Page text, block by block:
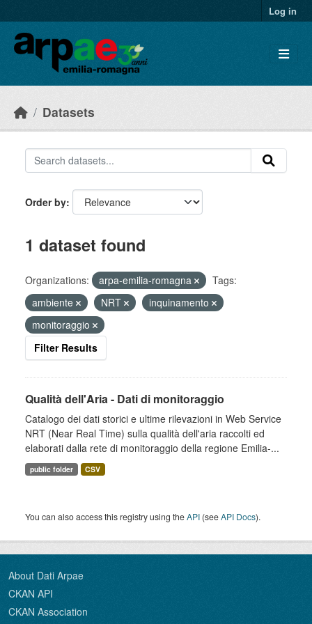
Log in
Datasets
Order by
1 dataset found
Organizations: arpa-emilia-romagna
Tags:
ambiente
NRT
inquinamento
monitoraggio
Filter Results
Qualità dell'Aria - Dati di monitoraggio
Catalogo dei dati storici e ultime rilevazioni in Web Service
NRT (Near Real Time) sulla qualità dell'aria raccolti ed
elaborati dalla rete di monitoraggio della regione Emilia-...
public folder CSV
You can also access this registry using theAPI (seeAPI Docs).
About Dati Arpae
CKAN API
CKAN Association